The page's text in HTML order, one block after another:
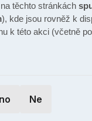
těchto stránkách
), kde jsou rovněž k
k této akci (včetně
Ne